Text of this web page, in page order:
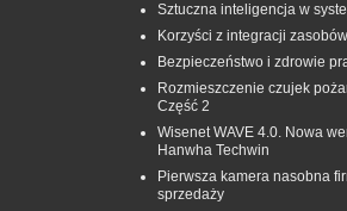
Sztuczna inteligencja w
Korzyści z integracji
Bezpieczeństwo i zdrowie
Rozmieszczenie czujek
Część 2
Wisenet WAVE 4.0. Nowa
Hanwha Techwin
Pierwsza kamera nasobna
sprzedaży